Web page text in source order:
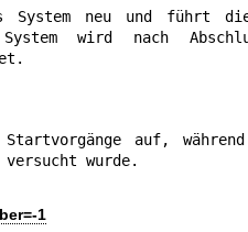
System neu und führt
wird nach
auf,
wurde.
1